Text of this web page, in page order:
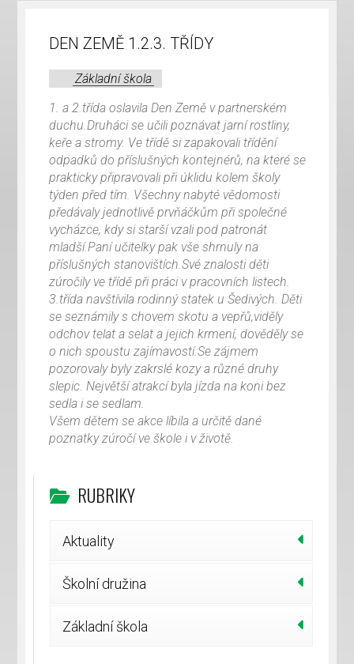
DEN ZEMĚ 1.2.3. TŘÍDY
Základní škola
1. a 2.třída oslavila Den Země v partnerském
duchu.Druháci se učili poznávat jarní rostliny,
keře a stromy. Ve třídě si zapakovali třídění
odpadků do příslušných kontejnérů, na které se
prakticky připravovali při úklidu kolem školy
týden před tím. Všechny nabyté vědomosti
předávaly jednotlivě prvňáčkům při společné
vycházce, kdy si starší vzali pod patronát
mladší.Paní učitelky pak vše shrnuly na
příslušných stanovištích.Své znalosti děti
zúročily ve třídě při práci v pracovních listech.
3.třída navštívila rodinný statek u Šedivých. Děti
se seznámily s chovem skotu a vepřů,viděly
odchov telat a selat a jejich krmení, dověděly se
o nich spoustu zajímavostí.Se zájmem
pozorovaly byly zakrslé kozy a různé druhy
slepic. Největší atrakcí byla jízda na koni bez
sedla i se sedlam.
Všem dětem se akce líbila a určitě dané
poznatky zúročí ve škole i v životě.
RUBRIKY
Aktuality
Školní družina
Základní škola